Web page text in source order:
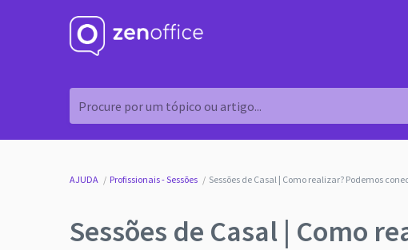
Procure por um tópico ou artigo...
AJUDA Profissionais - Sessões Sessões de Casal | Como realizar? Podemos
Sessões de Casal | Como